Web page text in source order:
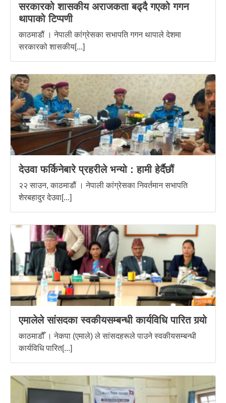
सरकारको शासकीय अराजकता बढ्दै गएको गगन
थापाको टिप्पणी
काठमाडौं । नेपाली कांग्रेसका सभापति गगन थापाले देशमा
सरकारको शासकीय[...]
देउवा फर्किनेबारे प्रहरीले भन्यो : हामी हेर्दैछौं
२२ साउन, काठमाडौं । नेपाली कांग्रेसका निवर्तमान सभापति
शेरबहादुर देउवा[...]
एमालेले सांसदका स्वकीयसम्बन्धी कार्यविधि पारित गर्‍यो
काठमाडौँ । नेकपा (एमाले) ले सांसदहरूले पाउने स्वकीयसम्बन्धी
कार्यविधि पारित[...]